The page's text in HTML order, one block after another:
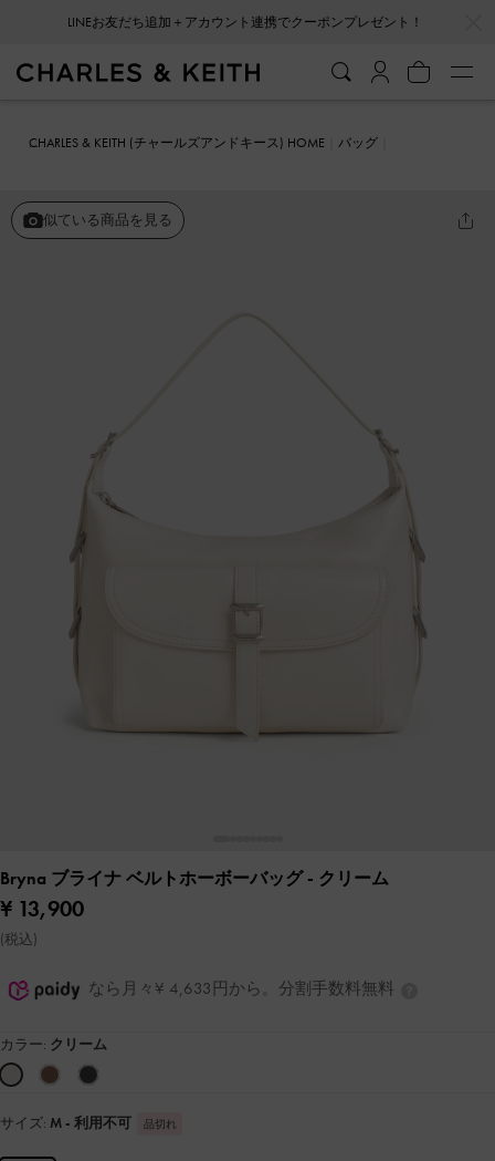
LINEお友だち追加＋アカウント連携でクーポンプレゼント！
CHARLES & KEITH (チャールズアンドキース) HOME
バッグ
似ている商品を見る
Bryna ブライナ ベルトホーボーバッグ- クリーム
¥ 13,900
(税込)
なら月々¥ 4,633円から。分割手数料無料
カラー: クリーム
サイズ: M - 利用不可 品切れ